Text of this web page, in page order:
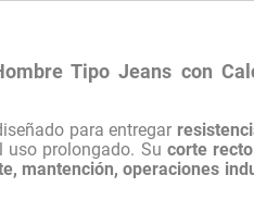
Tipo Jeans con
para entregar
prolongado. Su corte recto
mantención, operaciones